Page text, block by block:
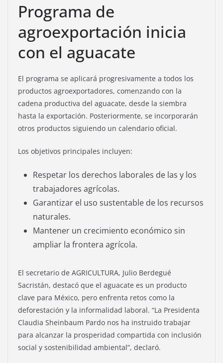
Programa de
agroexportación inicia
con el aguacate
El programa se aplicará progresivamente a todos los
productos agroexportadores, comenzando con la
cadena productiva del aguacate, desde la siembra
hasta la exportación. Posteriormente, se incorporarán
otros productos siguiendo un calendario oficial.
Los objetivos principales incluyen:
Respetar los derechos laborales de las y los
trabajadores agrícolas.
Garantizar el uso sustentable de los recursos
naturales.
Mantener un crecimiento económico sin
ampliar la frontera agrícola.
El secretario de AGRICULTURA, Julio Berdegué
Sacristán, destacó que el aguacate es un producto
clave para México, pero enfrenta retos como la
deforestación y la informalidad laboral. “La Presidenta
Claudia Sheinbaum Pardo nos ha instruido trabajar
para alcanzar la prosperidad compartida con inclusión
social y sostenibilidad ambiental”, declaró.